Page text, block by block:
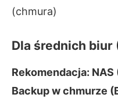
(chmura)
Dla średnich biur
Rekomendacja:
Backup w chmurze